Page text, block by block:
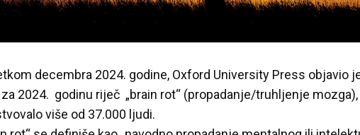
decembra 2024. godine, Oxford University Press objavio
2024. godinu riječ „brain rot“ (propadanje/truhljenje
više od 37.000 ljudi.